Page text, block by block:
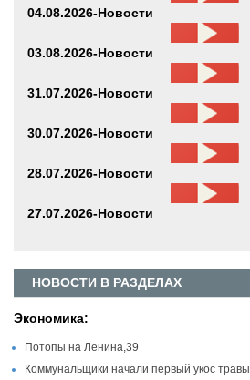
04.08.2026-Новости
03.08.2026-Новости
31.07.2026-Новости
30.07.2026-Новости
28.07.2026-Новости
27.07.2026-Новости
НОВОСТИ В РАЗДЕЛАХ
Экономика:
Потопы на Ленина,39
Коммунальщики начали первый укос травы